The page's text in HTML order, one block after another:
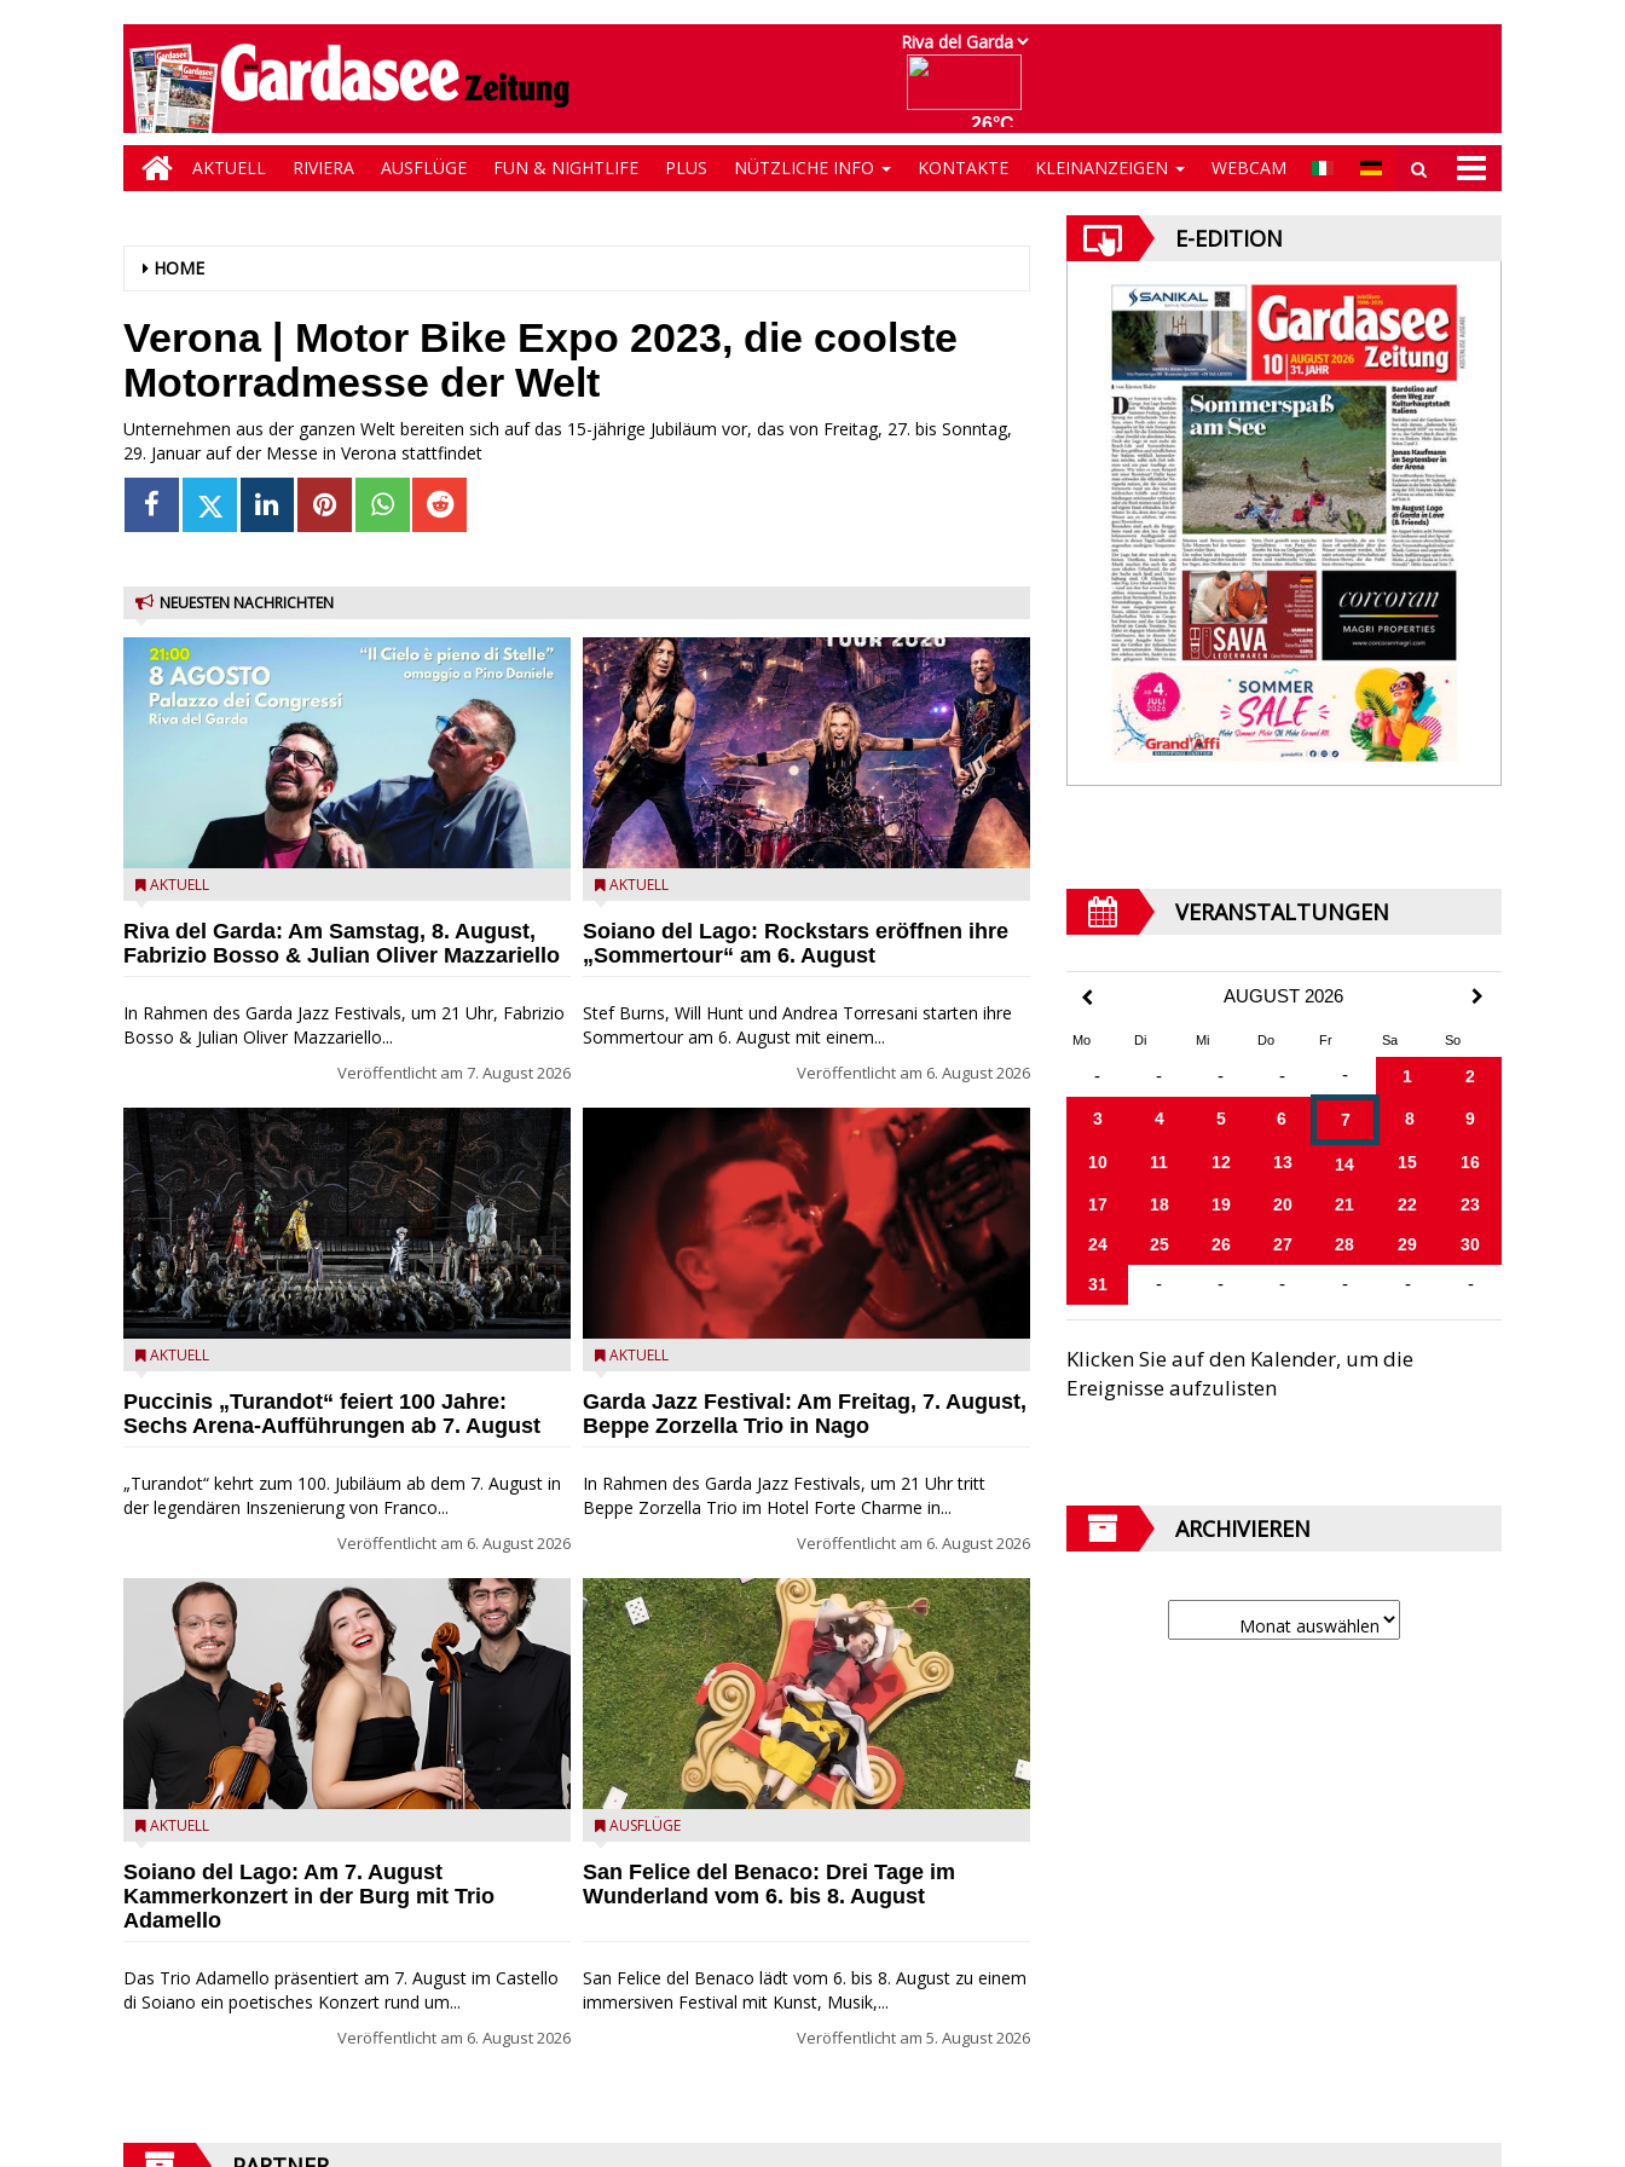
AKTUELL RIVIERA AUSFLÜGE FUN & NIGHTLIFE PLUS NÜTZLICHE INFO KONTAKTE KLEINANZEIGEN WEBCAM
HOME
Verona | Motor Bike Expo 2023, die coolste
Motorradmesse der Welt
Unternehmen aus der ganzen Welt bereiten sich auf das 15-jährige Jubiläum vor, das von Freitag, 27. bis Sonntag,
29. Januar auf der Messe in Verona stattfindet
NEUESTEN NACHRICHTEN
Fabrizio Bosso & Julian Oliver Mazzariello zu Gast beim
AKTUELL
Riva del Garda: Am Samstag, 8. August,
Fabrizio Bosso & Julian Oliver Mazzariello
In Rahmen des Garda Jazz Festivals, um 21 Uhr, Fabrizio
Bosso & Julian Oliver Mazzariello...
Veröffentlicht am 7. August 2026
Turandot in der Arena von Verona - Ennevi für
AKTUELL
Puccinis „Turandot“ feiert 100 Jahre:
Sechs Arena-Aufführungen ab 7. August
„Turandot“ kehrt zum 100. Jubiläum ab dem 7. August in
der legendären Inszenierung von Franco...
Veröffentlicht am 6. August 2026
Trio Adamello
AKTUELL
Soiano del Lago: Am 7. August
Kammerkonzert in der Burg mit Trio
Adamello
Das Trio Adamello präsentiert am 7. August im Castello
di Soiano ein poetisches Konzert rund um...
Veröffentlicht am 6. August 2026
Stef Burns, Will Hunt und Andrea Torresani im Summer
AKTUELL
Soiano del Lago: Rockstars eröffnen ihre
„Sommertour“ am 6. August
Stef Burns, Will Hunt und Andrea Torresani starten ihre
Sommertour am 6. August mit einem...
Veröffentlicht am 6. August 2026
Beppe Zorzella Trio zu Gast beim Garda Jazz Festival
AKTUELL
Garda Jazz Festival: Am Freitag, 7. August,
Beppe Zorzella Trio in Nago
In Rahmen des Garda Jazz Festivals, um 21 Uhr tritt
Beppe Zorzella Trio im Hotel Forte Charme in...
Veröffentlicht am 6. August 2026
San Felice del Benaco: Drei Tage im Wunderland
AUSFLÜGE
San Felice del Benaco: Drei Tage im
Wunderland vom 6. bis 8. August
San Felice del Benaco lädt vom 6. bis 8. August zu einem
immersiven Festival mit Kunst, Musik,...
Veröffentlicht am 5. August 2026
E-EDITION
VERANSTALTUNGEN
AUGUST 2026
Mo Di Mi Do Fr Sa So
- - - - - 1 2
3 4 5 6 7 8 9
10 11 12 13 14 15 16
17 18 19 20 21 22 23
24 25 26 27 28 29 30
31 - - - - - -
Klicken Sie auf den Kalender, um die
Ereignisse aufzulisten
ARCHIVIEREN